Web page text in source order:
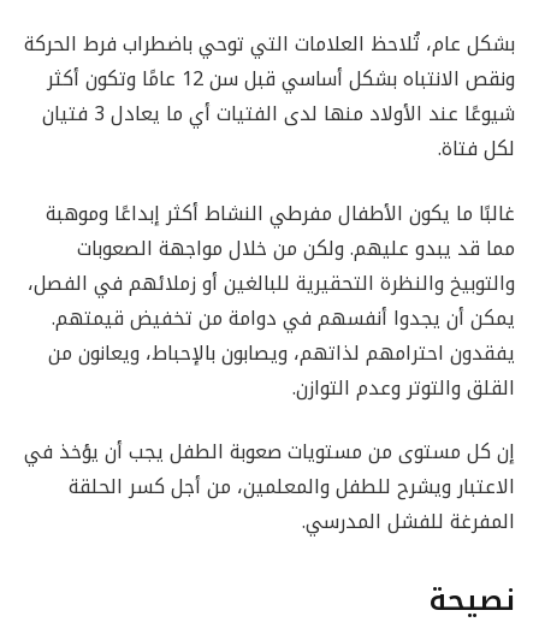
بشكل عام، تُلاحظ العلامات التي توحي باضطراب فرط الحركة
ونقص الانتباه بشكل أساسي قبل سن 12 عامًا وتكون أكثر
شيوعًا عند الأولاد منها لدى الفتيات أي ما يعادل 3 فتيان
لكل فتاة.
غالبًا ما يكون الأطفال مفرطي النشاط أكثر إبداعًا وموهبة
مما قد يبدو عليهم. ولكن من خلال مواجهة الصعوبات
والتوبيخ والنظرة التحقيرية للبالغين أو زملائهم في الفصل،
يمكن أن يجدوا أنفسهم في دوامة من تخفيض قيمتهم.
يفقدون احترامهم لذاتهم، ويصابون بالإحباط، ويعانون من
القلق والتوتر وعدم التوازن.
إن كل مستوى من مستويات صعوبة الطفل يجب أن يؤخذ في
الاعتبار ويشرح للطفل والمعلمين، من أجل كسر الحلقة
المفرغة للفشل المدرسي.
نصيحة